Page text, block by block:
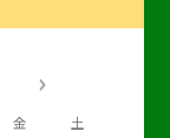
金 土